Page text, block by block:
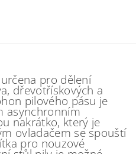
pro dělení
dřevotřískových a
pilového pásu je
asynchronním
nakrátko, který je
ovladačem se spouští
pro nouzové